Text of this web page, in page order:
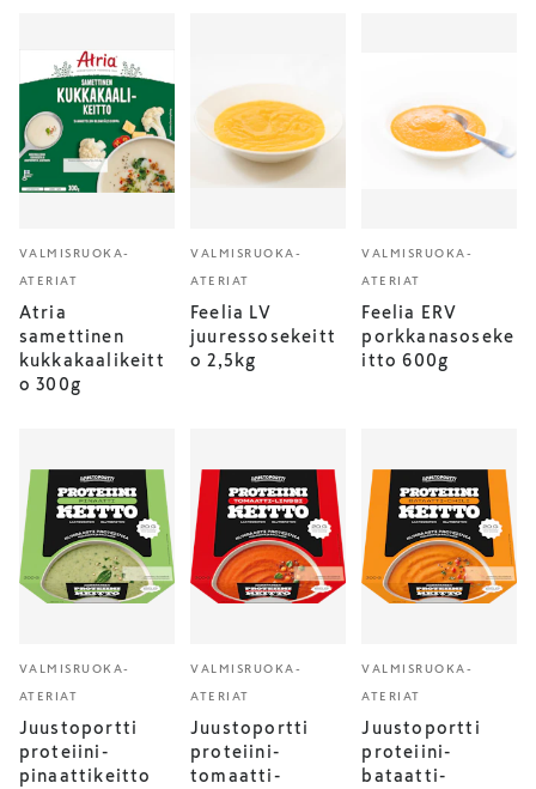
VALMISRUOKA-
ATERIAT
Atria
samettinen
kukkakaalikeitt
o 300g
VALMISRUOKA-
ATERIAT
Feelia LV
juuressosekeitt
o 2,5kg
VALMISRUOKA-
ATERIAT
Feelia ERV
porkkanasoseke
itto 600g
VALMISRUOKA-
ATERIAT
Juustoportti
proteiini-
pinaattikeitto
VALMISRUOKA-
ATERIAT
Juustoportti
proteiini-
tomaatti-
VALMISRUOKA-
ATERIAT
Juustoportti
proteiini-
bataatti-